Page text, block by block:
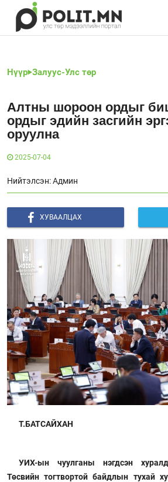
Нүүр Залуус-Улс төр
Алтны шороон ордыг
ордыг эдийн засгийн
оруулна
2025-07-04
Нийтэлсэн: Админ
ХУВААЛЦАХ
Т.БАТСАЙХАН
УИХ-ын чуулганы нэгдсэн
Төсвийн тогтвортой байдлын тухай